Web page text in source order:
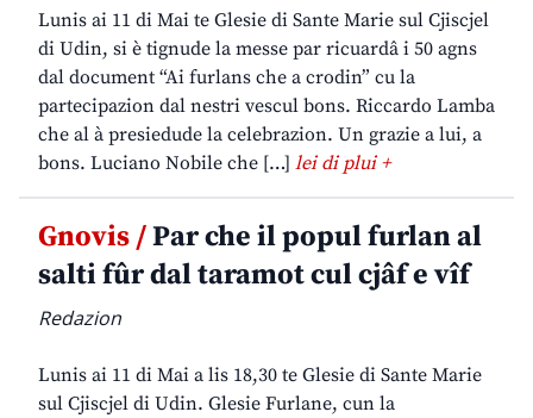
Lunis ai 11 di Mai te Glesie di Sante Marie sul Cjiscjel
di Udin, si è tignude la messe par ricuardâ i 50 agns
dal document “Ai furlans che a crodin” cu la
partecipazion dal nestri vescul bons. Riccardo Lamba
che al à presiedude la celebrazion. Un grazie a lui, a
bons. Luciano Nobile che […] lei di plui +
Gnovis /Par che il popul furlan al
salti fûr dal taramot cul cjâf e vîf
Redazion
Lunis ai 11 di Mai a lis 18,30 te Glesie di Sante Marie
sul Cjiscjel di Udin. Glesie Furlane, cun la